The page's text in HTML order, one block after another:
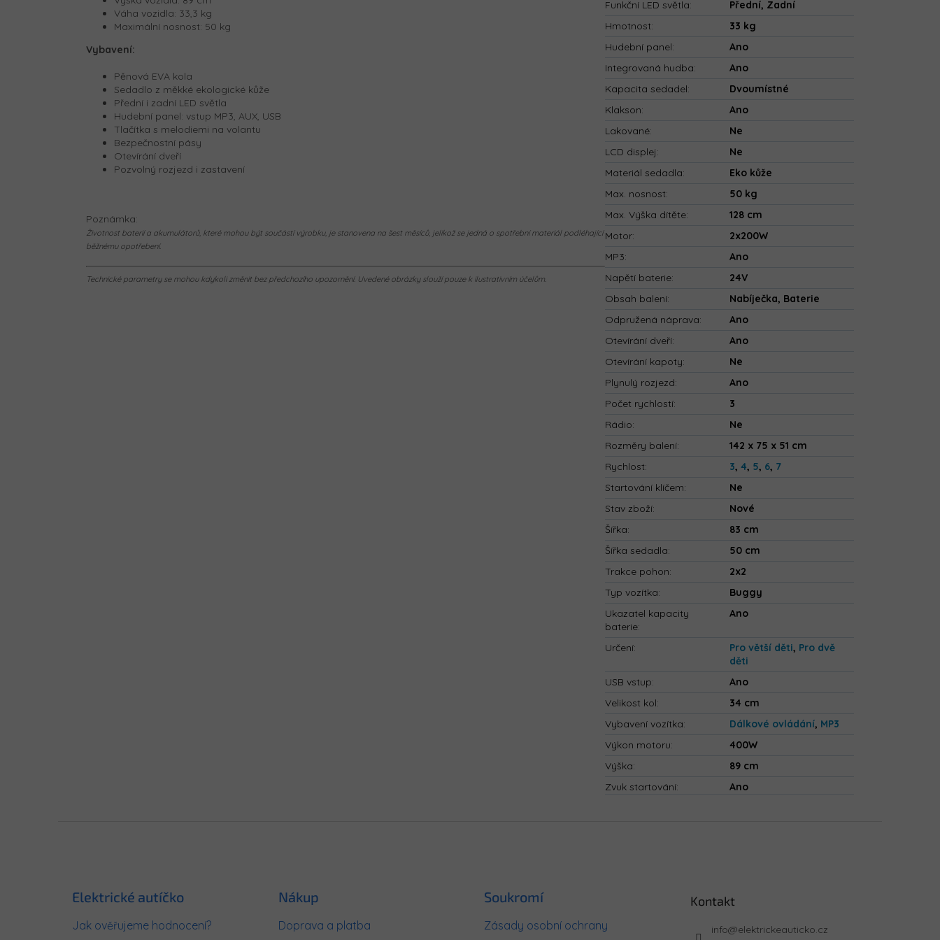
Váha vozidla: 33,3 kg
Maximální nosnost: 50 kg
Vybavení:
Pěnová EVA kola
Sedadlo z měkké ekologické kůže
Přední i zadní LED světla
Hudební panel: vstup MP3, AUX, USB
Tlačítka s melodiemi na volantu
Bezpečnostní pásy
Otevírání dveří
Pozvolný rozjezd i zastavení
Poznámka:
Životnost baterií a akumulátorů, které mohou být součástí výrobku, je stanovena na šest měsíců, jelikož se jedná o spotřební materiál podléhající
běžnému opotřebení.
Technické parametry se mohou kdykoli změnit bez předchozího upozornění. Uvedené obrázky slouží pouze k ilustrativním účelům.
Funkční LED světla:
Přední, Zadní
Hmotnost:
33 kg
Hudební panel:
Ano
Integrovaná hudba:
Ano
Kapacita sedadel:
Dvoumístné
Klakson:
Ano
Lakované:
Ne
LCD displej:
Ne
Materiál sedadla:
Eko kůže
Max. nosnost:
50 kg
Max. Výška dítěte:
128 cm
Motor:
2x200W
MP3:
Ano
Napětí baterie:
24V
Obsah balení:
Nabíječka, Baterie
Odpružená náprava:
Ano
Otevírání dveří:
Ano
Otevírání kapoty:
Ne
Plynulý rozjezd:
Ano
Počet rychlostí:
3
Rádio:
Ne
Rozměry balení:
142 x 75 x 51 cm
Rychlost: 3,4, 5, 6, 7
Startování klíčem:
Ne
Stav zboží:
Nové
Šířka:
83 cm
Šířka sedadla:
50 cm
Trakce pohon:
2x2
Typ vozítka:
Buggy
Ukazatel kapacity
baterie:
Ano
Určení: Pro větší děti, Pro dvě
děti
USB vstup:
Ano
Velikost kol:
34 cm
Vybavení vozítka: Dálkové ovládání, MP3
Výkon motoru:
400W
Výška:
89 cm
Zvuk startování: Ano
Elektrické autíčko
Jak ověřujeme hodnocení?
Nákup
Doprava a platba
Soukromí
Zásady osobní ochrany
Kontakt
info@elektrickeauticko.cz